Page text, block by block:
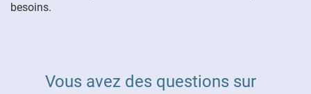
besoins.
Vous avez des questions sur